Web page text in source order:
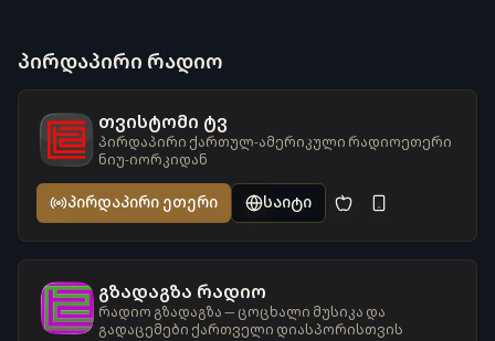
პირდაპირი რადიო
თვისტომი ტვ
პირდაპირი ქართულ-ამერიკული რადიოეთერი
ნიუ-იორკიდან
პირდაპირი ეთერი საიტი
გზადაგზა რადიო
რადიო გზადაგზა — ცოცხალი მუსიკა და
გადაცემები ქართველი დიასპორისთვის